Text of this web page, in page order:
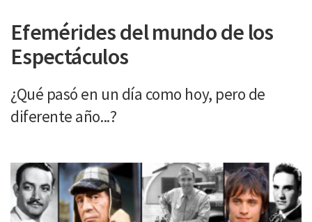
Efemérides del mundo de los
Espectáculos
¿Qué pasó en un día como hoy, pero de
diferente año...?